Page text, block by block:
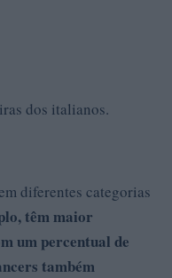
dos italianos.
diferentes categorias
têm maior
um percentual de
também